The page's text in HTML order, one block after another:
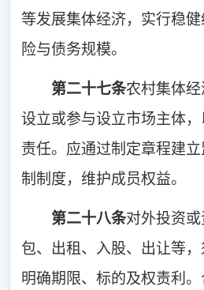
等发展集体经济，实行稳
险与债务规模。
第二十七条农村集体
设立或参与设立市场主体
责任。应通过制定章程建
制制度，维护成员权益。
第二十八条对外投资或
包、出租、入股、出让等，
明确期限、标的及权责利。